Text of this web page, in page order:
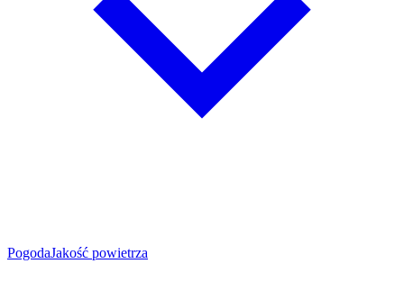
PogodaJakość powietrza